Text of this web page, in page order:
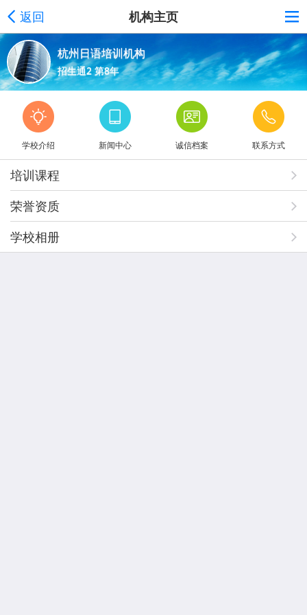
返回 机构主页
杭州日语培训机构
招生通2 第8年
学校介绍 新闻中心 诚信档案 联系方式
培训课程
荣誉资质
学校相册